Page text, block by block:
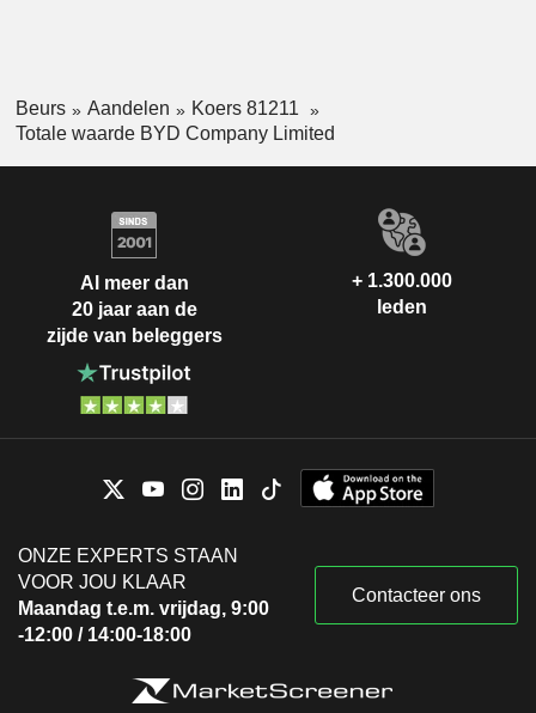
Beurs Aandelen
Koers 81211
Totale waarde BYD Company Limited
Al meer dan
20 jaar aan de
zijde van beleggers
+ 1.300.000
leden
ONZE EXPERTS STAAN
VOOR JOU KLAAR
Maandag t.e.m. vrijdag, 9:00
-12:00 / 14:00-18:00
Contacteer ons